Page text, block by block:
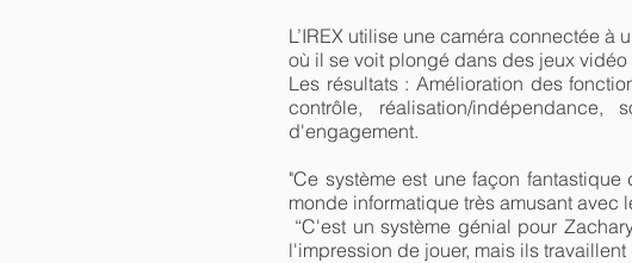
L’IREX utilise une caméra connectée
où il se voit plongé dans des jeux
Les résultats : Amélioration des
contrôle, réalisation/
d'engagement.
"Ce système est une façon
monde informatique très amusant avec
“C'est un système génial pour
l'impression de jouer, mais ils